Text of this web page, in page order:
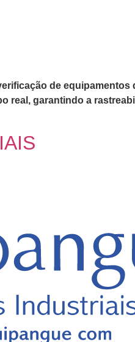
de
real, garantindo a